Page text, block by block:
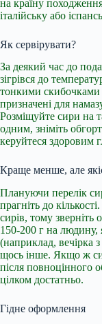
на країну
італійську або
Як сервірувати?
За деякий час до
зігрівся до
тонкими скибочками
призначені для
Розміщуйте сири на
одним, зніміть
керуйтеся здоровим
Краще менше, але
Плануючи перелік
прагніть до
сирів, тому зверніть
150-200 г на людину,
(наприклад, вечірка
щось інше. Якщо ж
після повноцінного
цілком достатньо.
Гідне оформлення